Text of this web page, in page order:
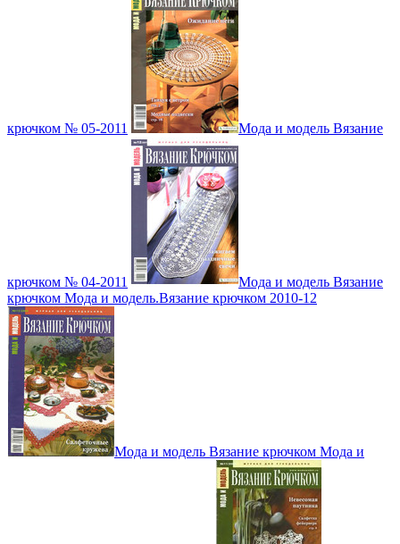
крючком № 05-2011 Мода и модель Вязание
крючком № 04-2011
Мода и модель Вязание
крючком Мода и модель.Вязание крючком 2010-12
Мода и модель Вязание крючком Мода и